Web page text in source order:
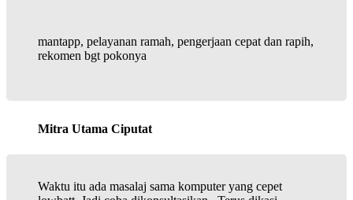
mantapp, pelayanan ramah, pengerjaan cepat dan rapih,
rekomen bgt pokonya
Mitra Utama Ciputat
Waktu itu ada masalaj sama komputer yang cepet